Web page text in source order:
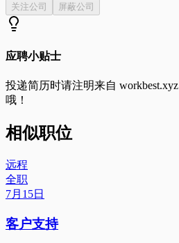
关注公司 屏蔽公司
应聘小贴士
投递简历时请注明来自 workbest.xyz
哦！
相似职位
远程
全职
7月15日
客户支持